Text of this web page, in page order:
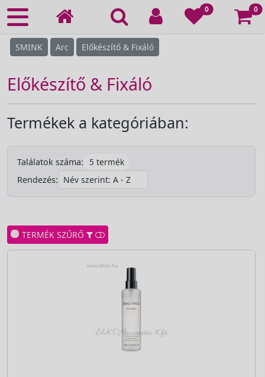
0 0
SMINK Arc Előkészítő & Fixáló
Előkészítő & Fixáló
Termékek a kategóriában:
Találatok száma:
5 termék
Rendezés:
TERMÉK SZŰRŐ